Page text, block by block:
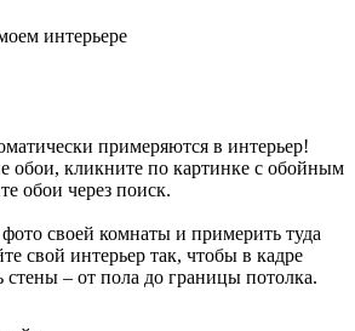
примеряются в интерьер!
обои, кликните по картинке с обойным
обои через поиск.
своей комнаты и примерить туда
свой интерьер так, чтобы в кадре
стены – от пола до границы потолка.